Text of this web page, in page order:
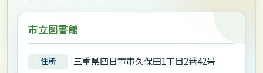
市立図書館
住所 三重県四日市市久保田1丁目2番42号